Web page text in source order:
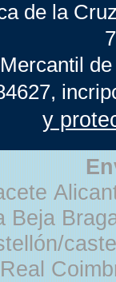
de la
y
Beja
Real